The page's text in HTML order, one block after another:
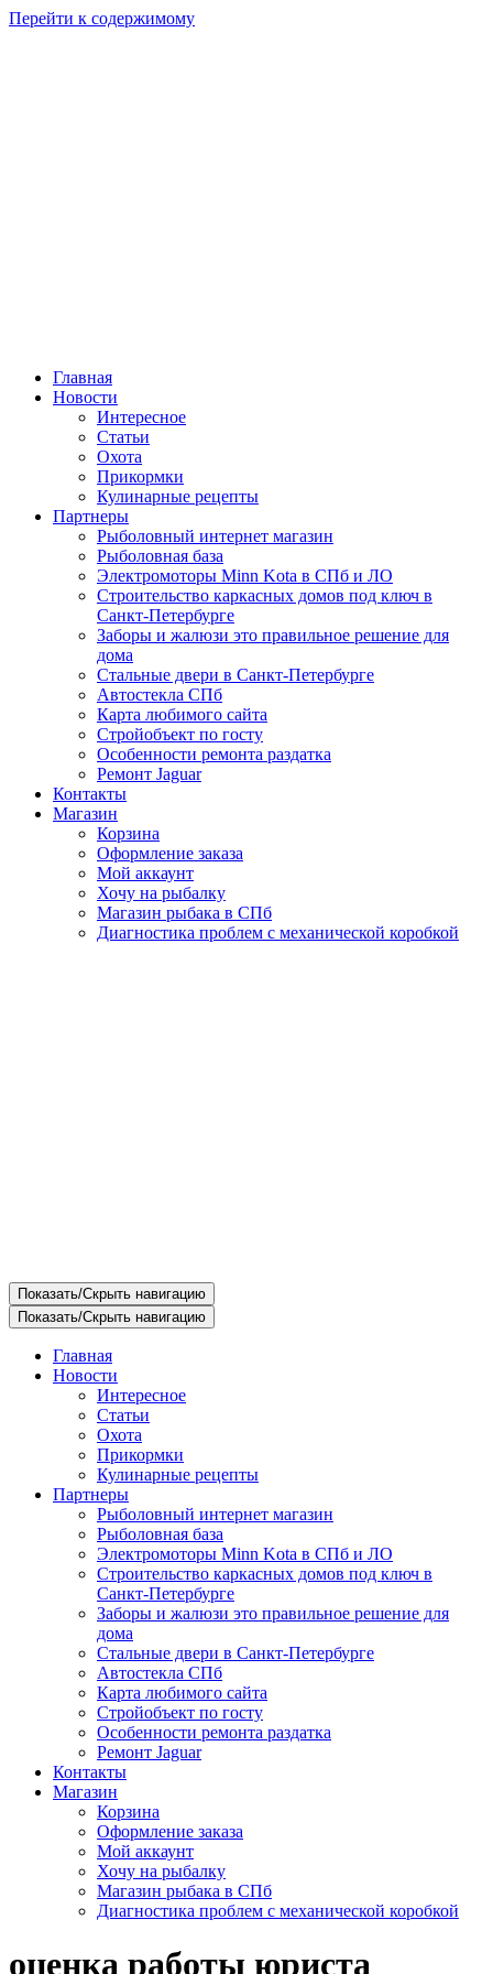
Перейти к содержимому
Главная
Новости
Интересное
Статьи
Охота
Прикормки
Кулинарные рецепты
Партнеры
Рыболовный интернет магазин
Рыболовная база
Электромоторы Minn Kota в СПб и ЛО
Строительство каркасных домов под ключ в
Санкт-Петербурге
Заборы и жалюзи это правильное решение для
дома
Стальные двери в Санкт-Петербурге
Автостекла СПб
Карта любимого сайта
Стройобъект по госту
Особенности ремонта раздатка
Ремонт Jaguar
Контакты
Магазин
Корзина
Оформление заказа
Мой аккаунт
Хочу на рыбалку
Магазин рыбака в СПб
Диагностика проблем с механической коробкой
Показать/Скрыть навигацию
Показать/Скрыть навигацию
Главная
Новости
Интересное
Статьи
Охота
Прикормки
Кулинарные рецепты
Партнеры
Рыболовный интернет магазин
Рыболовная база
Электромоторы Minn Kota в СПб и ЛО
Строительство каркасных домов под ключ в
Санкт-Петербурге
Заборы и жалюзи это правильное решение для
дома
Стальные двери в Санкт-Петербурге
Автостекла СПб
Карта любимого сайта
Стройобъект по госту
Особенности ремонта раздатка
Ремонт Jaguar
Контакты
Магазин
Корзина
Оформление заказа
Мой аккаунт
Хочу на рыбалку
Магазин рыбака в СПб
Диагностика проблем с механической коробкой
оценка работы юриста